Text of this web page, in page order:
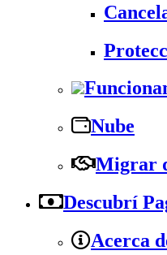
Nube
Migrar
Descubrí
Acerca